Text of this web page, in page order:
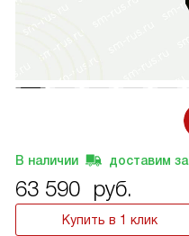
В наличии доставим за
63 590 руб.
Купить в 1 клик